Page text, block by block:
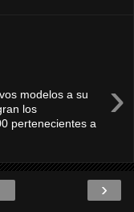
›
modelos a su
los
pertenecientes a
›